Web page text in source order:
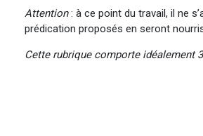
Attention: à ce point du travail, il ne
prédication proposés en seront
Cette rubrique comporte idéalement